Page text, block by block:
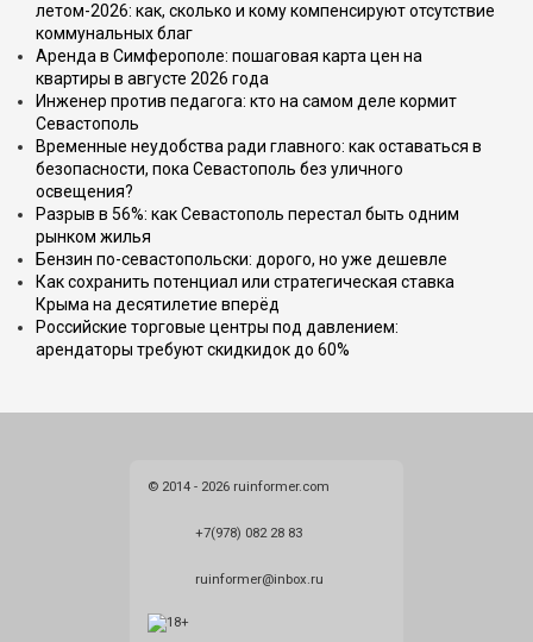
летом-2026: как, сколько и кому компенсируют отсутствие
коммунальных благ
Аренда в Симферополе: пошаговая карта цен на
квартиры в августе 2026 года
Инженер против педагога: кто на самом деле кормит
Севастополь
Временные неудобства ради главного: как оставаться в
безопасности, пока Севастополь без уличного
освещения?
Разрыв в 56%: как Севастополь перестал быть одним
рынком жилья
Бензин по-севастопольски: дорого, но уже дешевле
Как сохранить потенциал или стратегическая ставка
Крыма на десятилетие вперёд
Российские торговые центры под давлением:
арендаторы требуют скидкидок до 60%
© 2014 - 2026 ruinformer.com
+7(978) 082 28 83
ruinformer@inbox.ru